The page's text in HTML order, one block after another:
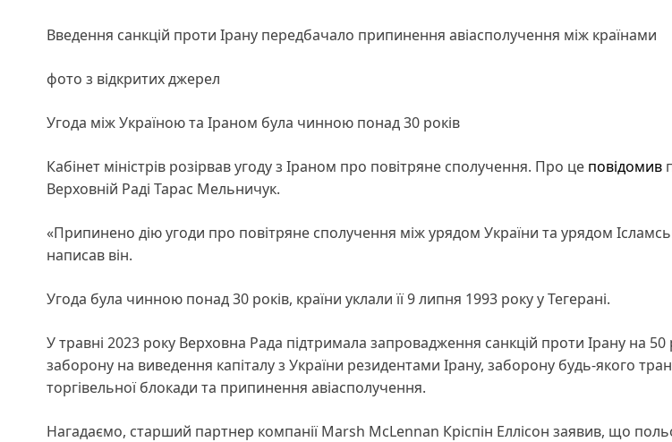
Введення санкцій проти Ірану передбачало припинення авіасполучення між країнами
фото з відкритих джерел
Угода між Україною та Іраном була чинною понад 30 років
Кабінет міністрів розірвав угоду з Іраном про повітряне сполучення. Про це повідомив
Верховній Раді Тарас Мельничук.
«Припинено дію угоди про повітряне сполучення між урядом України та урядом
написав він.
Угода була чинною понад 30 років, країни уклали її 9 липня 1993 року у Тегерані.
У травні 2023 року Верховна Рада підтримала запровадження санкцій проти Ірану на
заборону на виведення капіталу з України резидентами Ірану, заборону будь-якого
торгівельної блокади та припинення авіасполучення.
Нагадаємо, старший партнер компанії Marsh McLennan Кріспін Еллісон заявив, що